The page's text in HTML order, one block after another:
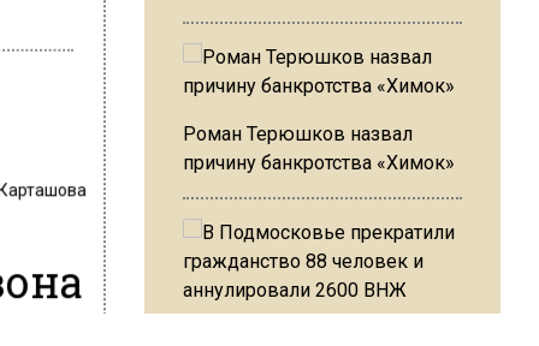
Роман Терюшков назвал
причину банкротства «Химок»